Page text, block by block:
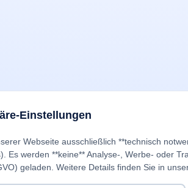
Einstellungen
Webseite ausschließlich **technisch
Es werden **keine** Analyse-, Werbe- oder
geladen. Weitere Details finden Sie in